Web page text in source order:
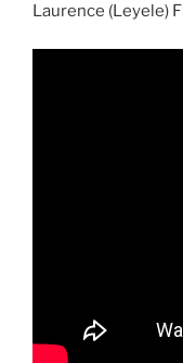
Laurence (Leyele)